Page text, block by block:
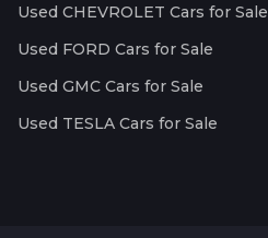
Used CHEVROLET Cars for Sale
Used FORD Cars for Sale
Used GMC Cars for Sale
Used TESLA Cars for Sale